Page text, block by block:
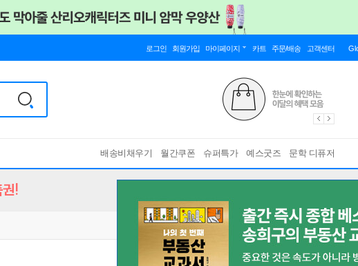
로그인 회원가입 마이페이지 카트 주문/배송 고객센터
배송비채우기 월간쿠폰 슈퍼특가 예스굿즈 문학 디퓨저
!